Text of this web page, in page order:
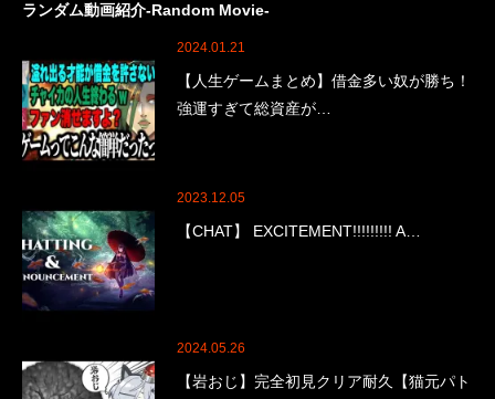
ランダム動画紹介-Random Movie-
2024.01.21
【人生ゲームまとめ】借金多い奴が勝ち！
強運すぎて総資産が…
2023.12.05
【CHAT】 EXCITEMENT!!!!!!!!! A…
2024.05.26
【岩おじ】完全初見クリア耐久【猫元パト